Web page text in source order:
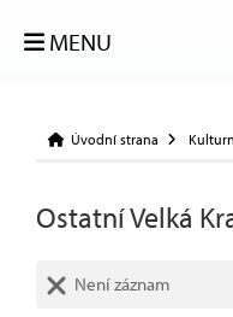
MENU
Úvodní strana
Ostatní Velká
Není záznam